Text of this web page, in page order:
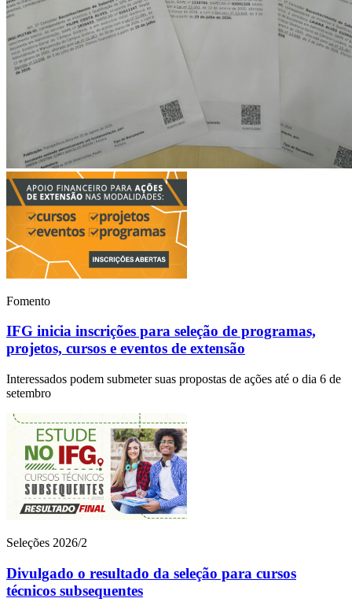
Fomento
IFG inicia inscrições para seleção de programas,
projetos, cursos e eventos de extensão
Interessados podem submeter suas propostas de ações até o dia 6 de
setembro
Seleções 2026/2
Divulgado o resultado da seleção para cursos
técnicos subsequentes